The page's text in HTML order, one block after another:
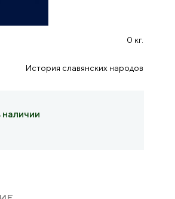
0 кг.
История славянских народов
наличии